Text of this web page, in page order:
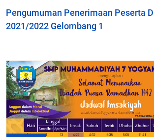
Pengumuman Penerimaan Peserta
2021/2022 Gelombang 1